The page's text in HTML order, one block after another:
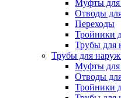
Муфты для
Отводы
Переходы
Тройники
Трубы для
Трубы для
Муфты для
Отводы
Тройники